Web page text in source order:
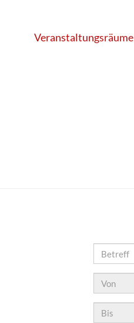
Veranstaltungsräume
Betreff
Von:
Bis: